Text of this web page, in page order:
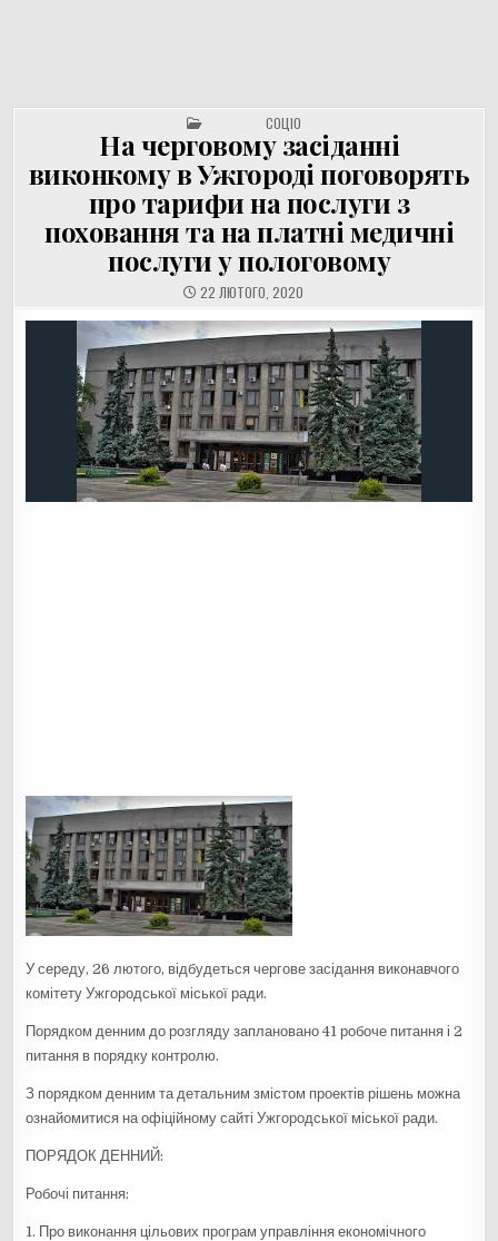
POSTED INСОЦІО
На черговому засіданні
виконкому в Ужгороді поговорять
про тарифи на послуги з
поховання та на платні медичні
послуги у пологовому
22 ЛЮТОГО, 2020
У середу, 26 лютого, відбудеться чергове засідання виконавчого
комітету Ужгородської міської ради.
Порядком денним до розгляду заплановано 41 робоче питання і 2
питання в порядку контролю.
З порядком денним та детальним змістом проектів рішень можна
ознайомитися на офіційному сайті Ужгородської міської ради.
ПОРЯДОК ДЕННИЙ:
Робочі питання:
1. Про виконання цільових програм управління економічного